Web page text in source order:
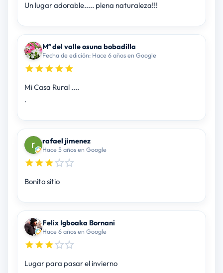
Un lugar adorable..... plena naturaleza!!!
Mª del valle osuna bobadilla
Fecha de edición: Hace 6 años en Google
Mi Casa Rural ....
.
rafael jimenez
Hace 5 años en Google
Bonito sitio
Felix Igboaka Bornani
Hace 6 años en Google
Lugar para pasar el invierno